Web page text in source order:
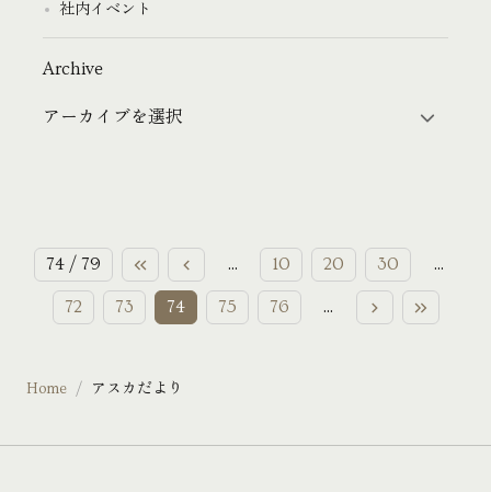
社内イベント
Archive
74 / 79 ... 10 20 30 ...
72 73 74 75 76 ...
Home アスカだより